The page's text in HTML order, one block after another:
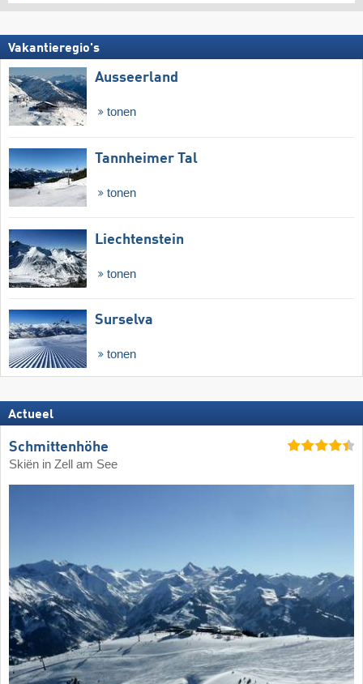
Vakantieregio's
Ausseerland
tonen
Tannheimer Tal
tonen
Liechtenstein
tonen
Surselva
tonen
Actueel
Schmittenhöhe
Skiën in Zell am See